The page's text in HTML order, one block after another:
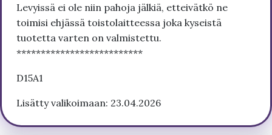
Levyissä ei ole niin pahoja jälkiä, etteivätkö ne
toimisi ehjässä toistolaitteessa joka kyseistä
tuotetta varten on valmistettu.
**************************
D15A1
Lisätty valikoimaan: 23.04.2026